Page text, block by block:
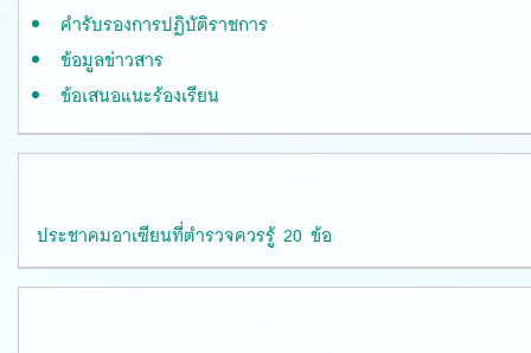
คำรับรองการปฏิบัติราชการ
ข้อมูลข่าวสาร
ข้อเสนอแนะร้องเรียน
ประชาคมอาเซียนที่ตำรวจควรรู้ 20 ข้อ